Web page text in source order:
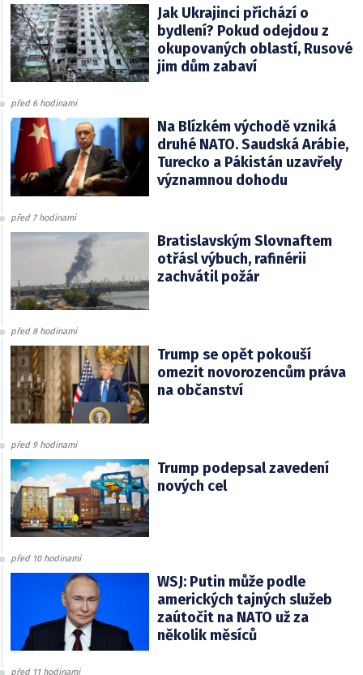
Jak Ukrajinci přichází o
bydlení? Pokud odejdou z
okupovaných oblastí, Rusové
jim dům zabaví
před 6 hodinami
Na Blízkém východě vzniká
druhé NATO. Saudská Arábie,
Turecko a Pákistán uzavřely
významnou dohodu
před 7 hodinami
Bratislavským Slovnaftem
otřásl výbuch, rafinérii
zachvátil požár
před 8 hodinami
Trump se opět pokouší
omezit novorozencům práva
na občanství
před 9 hodinami
Trump podepsal zavedení
nových cel
před 10 hodinami
WSJ: Putin může podle
amerických tajných služeb
zaútočit na NATO už za
několik měsíců
před 11 hodinami